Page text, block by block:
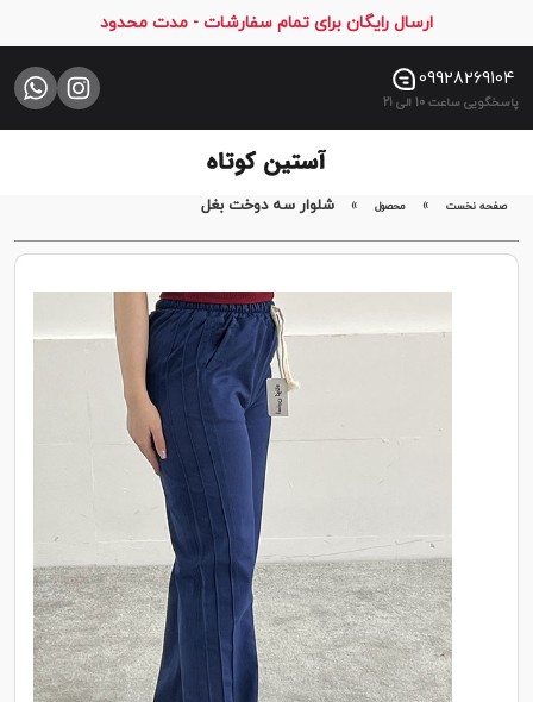
ارسال رایگان برای تمام سفارشات - مدت محدود
09928269104
پاسخگویی ساعت 10 الی 21
نخست
فروشگاه
صفحه نخست » محصول » شلوار سه دوخت بغل